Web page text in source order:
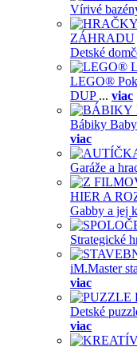
Vírivé
ZÁHRADU
Detské
LEGO®
DUP ... viac
Bábiky
viac
Garáže a
HIER A
Gabby a jej
Strategické
iM.Master
viac
Detské
viac